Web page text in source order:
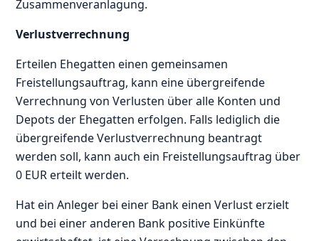
Zusammenveranlagung.
Verlustverrechnung
Erteilen Ehegatten einen gemeinsamen
Freistellungsauftrag, kann eine übergreifende
Verrechnung von Verlusten über alle Konten und
Depots der Ehegatten erfolgen. Falls lediglich die
übergreifende Verlustverrechnung beantragt
werden soll, kann auch ein Freistellungsauftrag über
0 EUR erteilt werden.
Hat ein Anleger bei einer Bank einen Verlust erzielt
und bei einer anderen Bank positive Einkünfte